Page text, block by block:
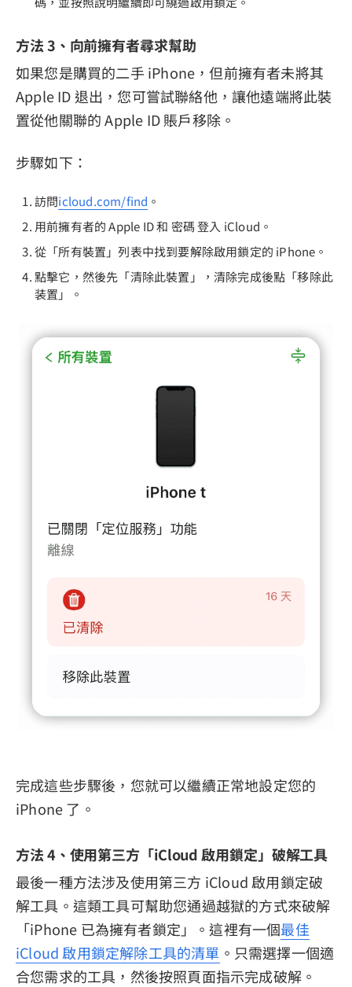
方法 3、向前擁有者尋求幫助
如果您是購買的二手 iPhone，但前擁有者未將其
Apple ID 退出，您可嘗試聯絡他，讓他遠端將此裝
置從他關聯的 Apple ID 賬戶移除。
步驟如下：
訪問icloud.com/find 。
用前擁有者的 Apple ID 和 密碼 登入 iCloud。
從「所有裝置」列表中找到要解除啟用鎖定的 iPhone。
點擊它，然後先「清除此裝置」，清除完成後點「移除此
装置」。
完成這些步驟後，您就可以繼續正常地設定您的
iPhone 了。
方法 4、使用第三方「iCloud 啟用鎖定」破解工具
最後一種方法涉及使用第三方 iCloud 啟用鎖定破
解工具。這類工具可幫助您通過越獄的方式來破解
「iPhone 已為擁有者鎖定」。這裡有一個最佳
iCloud 啟用鎖定解除工具的清單 。只需選擇一個適
合您需求的工具，然後按照頁面指示完成破解。